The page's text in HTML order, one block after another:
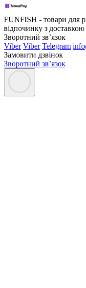
FUNFISH - товари для
відпочинку з
Зворотний зв’язок
Viber Viber Telegram
Замовити дзвінок
Зворотний зв’язок